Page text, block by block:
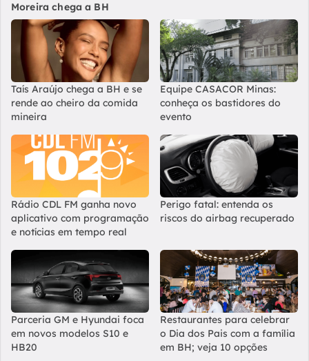
Moreira chega a BH
Taís Araújo chega a BH e se
rende ao cheiro da comida
mineira
Equipe CASACOR Minas:
conheça os bastidores do
evento
Rádio CDL FM ganha novo
aplicativo com programação
e notícias em tempo real
Perigo fatal: entenda os
riscos do airbag recuperado
Parceria GM e Hyundai foca
em novos modelos S10 e
HB20
Restaurantes para celebrar
o Dia dos Pais com a família
em BH; veja 10 opções